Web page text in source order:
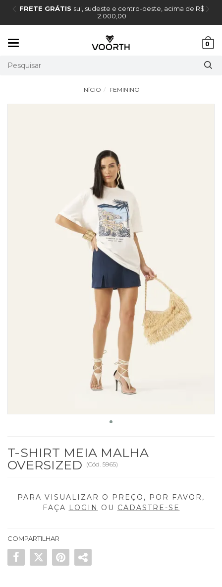
FRETE GRÁTIS sul, sudeste e centro-oeste, acima de R$
2.000,00
0
INÍCIO FEMININO
T-SHIRT MEIA MALHA
OVERSIZED
(Cód. 5965)
PARA VISUALIZAR O PREÇO, POR FAVOR,
FAÇA LOGIN OU CADASTRE-SE
COMPARTILHAR